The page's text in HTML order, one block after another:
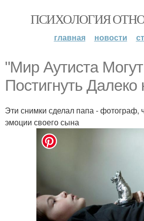
ПСИХОЛОГИЯ
главная новости
"Мир Аутиста Могут
Постигнуть Далеко
Эти снимки сделал папа - фотограф,
эмоции своего сына